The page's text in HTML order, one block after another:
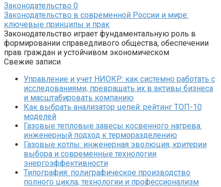
Законодательство 0
Законодательство в современной России и мире:
ключевые принципы и прак
Законодательство играет фундаментальную роль в
формировании справедливого общества, обеспечении
прав граждан и устойчивом экономическом
Свежие записи
Управление и учет НИОКР: как системно работать с
исследованиями, превращать их в активы бизнеса
и масштабировать компанию
Как выбрать анализатор цепей: рейтинг ТОП-10
моделей
Газовые тепловые завесы косвенного нагрева:
инженерный подход к терморазделению
Газовые котлы: инженерная эволюция, критерии
выбора и современные технологии
энергоэффективности
Типография: полиграфическое производство
полного цикла, технологии и профессионализм